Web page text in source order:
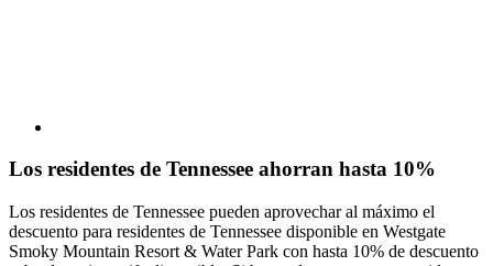
Los residentes de Tennessee ahorran hasta 10%
Los residentes de Tennessee pueden aprovechar al máximo el
descuento para residentes de Tennessee disponible en Westgate
Smoky Mountain Resort & Water Park con hasta 10% de descuento